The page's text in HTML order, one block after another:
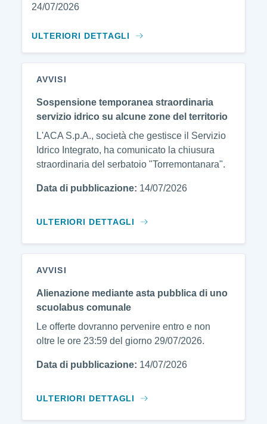
24/07/2026
ULTERIORI DETTAGLI
AVVISI
Sospensione temporanea straordinaria
servizio idrico su alcune zone del territorio
L'ACA S.p.A., società che gestisce il Servizio
Idrico Integrato, ha comunicato la chiusura
straordinaria del serbatoio "Torremontanara".
Data di pubblicazione: 14/07/2026
ULTERIORI DETTAGLI
AVVISI
Alienazione mediante asta pubblica di uno
scuolabus comunale
Le offerte dovranno pervenire entro e non
oltre le ore 23:59 del giorno 29/07/2026.
Data di pubblicazione: 14/07/2026
ULTERIORI DETTAGLI